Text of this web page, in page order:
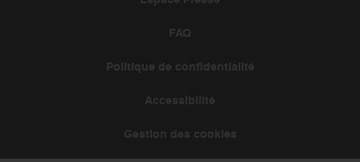
FAQ
Politique de confidentialité
Accessibilité
Gestion des cookies